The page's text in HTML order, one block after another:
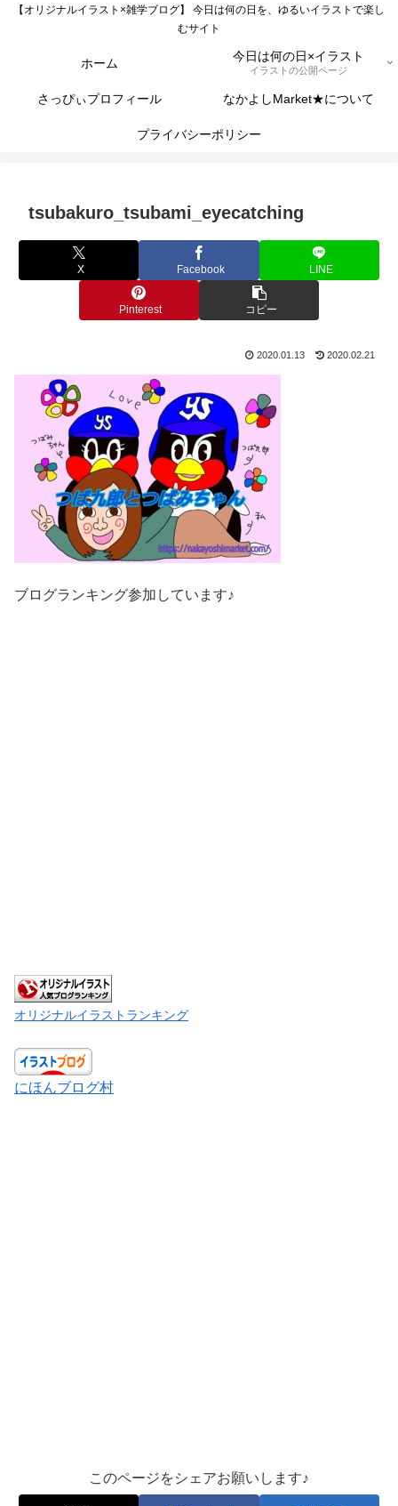
【オリジナルイラスト×雑学ブログ】 今日は何の日を、ゆるいイラストで楽し
むサイト
ホーム 今日は何の日×イラスト
イラストの公開ページ
さっぴぃプロフィール なかよしMarket★について
プライバシーポリシー
tsubakuro_tsubami_eyecatching
X Facebook LINE
Pinterest コピー
2020.01.13 2020.02.21
ブログランキング参加しています♪
オリジナルイラストランキング
にほんブログ村
このページをシェアお願いします♪︎